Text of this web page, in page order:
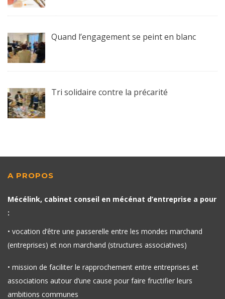
Quand l’engagement se peint en blanc
Tri solidaire contre la précarité
A PROPOS
Mécélink, cabinet conseil en mécénat d’entreprise a pour
:
• vocation d’être une passerelle entre les mondes marchand
(entreprises) et non marchand (structures associatives)
• mission de faciliter le rapprochement entre entreprises et
associations autour d’une cause pour faire fructifier leurs
ambitions communes